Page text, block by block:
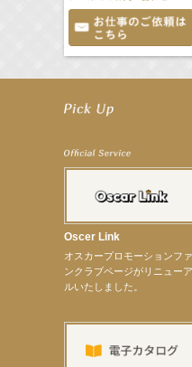
【武井咲】ENFÖLD 2026 PF/FW archetypeに
【elfin’】8月16日（日）「全世界」発売記念イ
【elfin’】7thシングル『全世界』がFM
【昆虫ハンター牧田習】宝塚市立手塚治虫記
ショーゲスト出演！
【定本楓馬】WEB DIGVII 連載企画『東京23
【髙橋ひかる】7月雑誌掲載情報
【elfin’】7thシングル『全世界』がFMふくろ
【elfin’】【辻美優】8月28日（金）「辻美優
【elfin’】9月27日（日）「Beauty Voice
Oscer Link
オスカープロモーションファ
ンクラブページがリニューア
ルいたしました。